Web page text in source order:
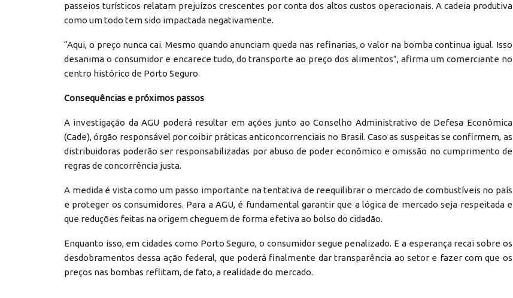
passeios turísticos relatam prejuízos crescentes por conta dos altos custos operacionais. A cadeia produtiva
como um todo tem sido impactada negativamente.
“Aqui, o preço nunca cai. Mesmo quando anunciam queda nas refinarias, o valor na bomba continua igual. Isso
desanima o consumidor e encarece tudo, do transporte ao preço dos alimentos”, afirma um comerciante no
centro histórico de Porto Seguro.
Consequências e próximos passos
A investigação da AGU poderá resultar em ações junto ao Conselho Administrativo de Defesa Econômica
(Cade), órgão responsável por coibir práticas anticoncorrenciais no Brasil. Caso as suspeitas se confirmem, as
distribuidoras poderão ser responsabilizadas por abuso de poder econômico e omissão no cumprimento de
regras de concorrência justa.
A medida é vista como um passo importante na tentativa de reequilibrar o mercado de combustíveis no país
e proteger os consumidores. Para a AGU, é fundamental garantir que a lógica de mercado seja respeitada e
que reduções feitas na origem cheguem de forma efetiva ao bolso do cidadão.
Enquanto isso, em cidades como Porto Seguro, o consumidor segue penalizado. E a esperança recai sobre os
desdobramentos dessa ação federal, que poderá finalmente dar transparência ao setor e fazer com que os
preços nas bombas reflitam, de fato, a realidade do mercado.